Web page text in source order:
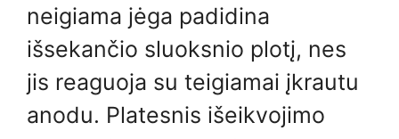
neigiama jėga padidina
išsekančio sluoksnio plotį, nes
jis reaguoja su teigiamai įkrautu
anodu. Platesnis išeikvojimo